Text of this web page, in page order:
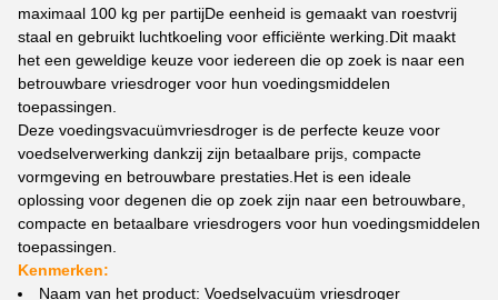
maximaal 100 kg per partijDe eenheid is gemaakt van roestvrij
staal en gebruikt luchtkoeling voor efficiënte werking.Dit maakt
het een geweldige keuze voor iedereen die op zoek is naar een
betrouwbare vriesdroger voor hun voedingsmiddelen
toepassingen.
Deze voedingsvacuümvriesdroger is de perfecte keuze voor
voedselverwerking dankzij zijn betaalbare prijs, compacte
vormgeving en betrouwbare prestaties.Het is een ideale
oplossing voor degenen die op zoek zijn naar een betrouwbare,
compacte en betaalbare vriesdrogers voor hun voedingsmiddelen
toepassingen.
Kenmerken:
Naam van het product: Voedselvacuüm vriesdroger